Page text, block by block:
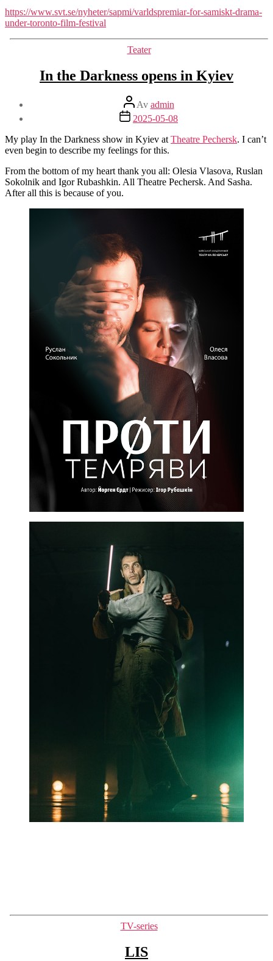
https://www.svt.se/nyheter/sapmi/varldspremiar-for-samiskt-drama-
under-toronto-film-festival
Kategorier
Teater
In the Darkness opens in Kyiev
Inläggsförfattare
Av admin
Inläggsdatum
2025-05-08
My play In the Darkness show in Kyiev atTheatre Pechersk. I can’t
even begin to describe my feelings for this.
From the bottom of my heart thank you all: Olesia Vlasova, Ruslan
Sokolnik and Igor Rubashkin. All Theatre Pechersk. And Sasha.
After all this is because of you.
Kategorier
TV-series
LIS